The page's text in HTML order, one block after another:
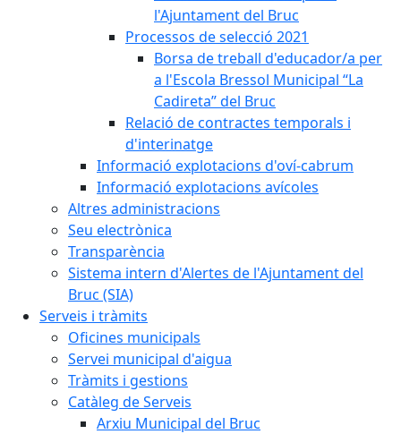
l'Ajuntament del Bruc
Processos de selecció 2021
Borsa de treball d'educador/a per
a l'Escola Bressol Municipal “La
Cadireta” del Bruc
Relació de contractes temporals i
d'interinatge
Informació explotacions d'oví-cabrum
Informació explotacions avícoles
Altres administracions
Seu electrònica
Transparència
Sistema intern d'Alertes de l'Ajuntament del
Bruc (SIA)
Serveis i tràmits
Oficines municipals
Servei municipal d'aigua
Tràmits i gestions
Catàleg de Serveis
Arxiu Municipal del Bruc